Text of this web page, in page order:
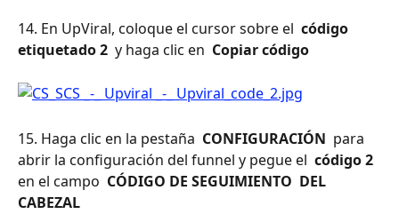
14. En UpViral, coloque el cursor sobre el código
etiquetado 2 y haga clic en Copiar código
15. Haga clic en la pestaña CONFIGURACIÓN para
abrir la configuración del funnel y pegue el código 2
en el campo CÓDIGO DE SEGUIMIENTO DEL
CABEZAL